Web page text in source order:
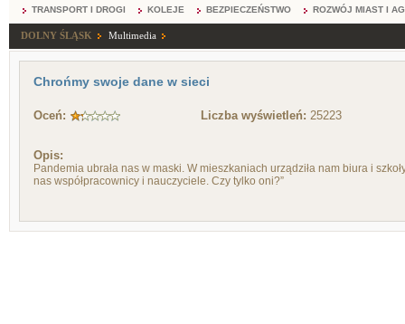
TRANSPORT I DROGI KOLEJE BEZPIECZEŃSTWO ROZWÓJ MIAST I
DOLNY ŚLĄSK Multimedia
Chrońmy swoje dane w sieci
Oceń: Liczba wyświetleń: 25223
Opis:
Pandemia ubrała nas w maski. W mieszkaniach urządziła nam biura i
nas współpracownicy i nauczyciele. Czy tylko oni?”